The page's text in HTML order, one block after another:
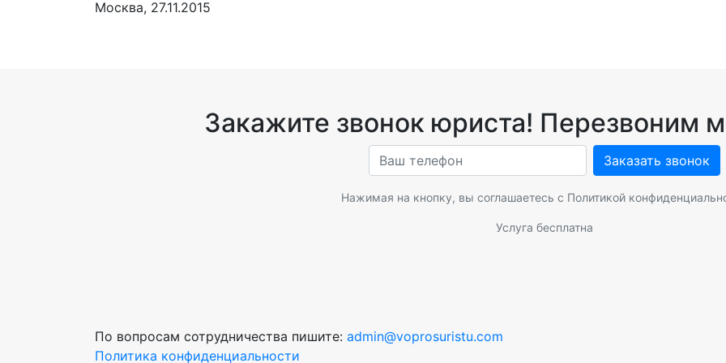
Москва, 27.11.2015
Закажите звонок юриста! Перезвоним
Заказать звонок
Нажимая на кнопку, вы соглашаетесь с Политикой
Услуга бесплатна
По вопросам сотрудничества пишите: admin@voprosuristu.com
Политика конфиденциальности